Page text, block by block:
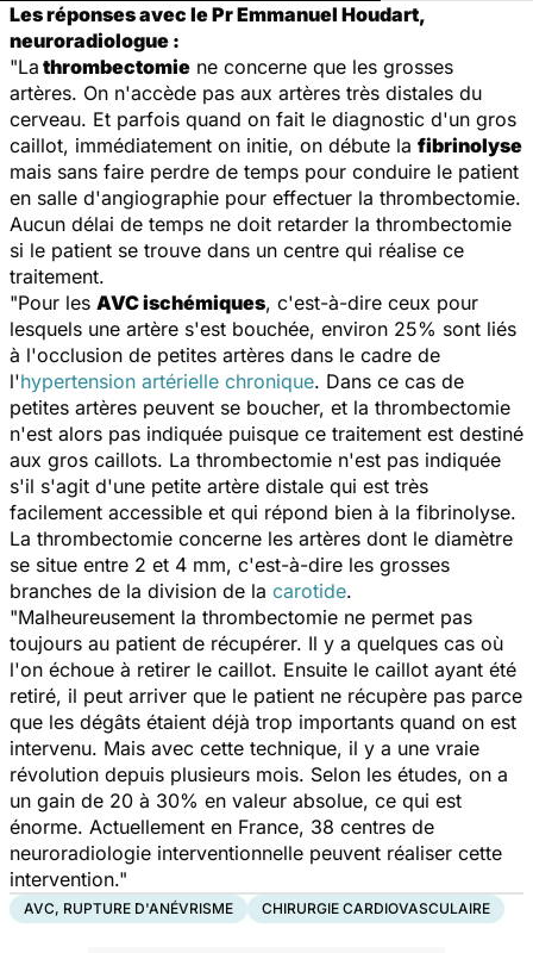
Les réponses avec le Pr Emmanuel Houdart,
neuroradiologue :
"La thrombectomie ne concerne que les grosses
artères. On n'accède pas aux artères très distales du
cerveau. Et parfois quand on fait le diagnostic d'un gros
caillot, immédiatement on initie, on débute la fibrinolyse
mais sans faire perdre de temps pour conduire le patient
en salle d'angiographie pour effectuer la thrombectomie.
Aucun délai de temps ne doit retarder la thrombectomie
si le patient se trouve dans un centre qui réalise ce
traitement.
"Pour les AVC ischémiques, c'est-à-dire ceux pour
lesquels une artère s'est bouchée, environ 25% sont liés
à l'occlusion de petites artères dans le cadre de
l'hypertension artérielle chronique. Dans ce cas de
petites artères peuvent se boucher, et la thrombectomie
n'est alors pas indiquée puisque ce traitement est destiné
aux gros caillots. La thrombectomie n'est pas indiquée
s'il s'agit d'une petite artère distale qui est très
facilement accessible et qui répond bien à la fibrinolyse.
La thrombectomie concerne les artères dont le diamètre
se situe entre 2 et 4 mm, c'est-à-dire les grosses
branches de la division de la carotide.
"Malheureusement la thrombectomie ne permet pas
toujours au patient de récupérer. Il y a quelques cas où
l'on échoue à retirer le caillot. Ensuite le caillot ayant été
retiré, il peut arriver que le patient ne récupère pas parce
que les dégâts étaient déjà trop importants quand on est
intervenu. Mais avec cette technique, il y a une vraie
révolution depuis plusieurs mois. Selon les études, on a
un gain de 20 à 30% en valeur absolue, ce qui est
énorme. Actuellement en France, 38 centres de
neuroradiologie interventionnelle peuvent réaliser cette
intervention."
AVC, RUPTURE D'ANÉVRISME CHIRURGIE CARDIOVASCULAIRE